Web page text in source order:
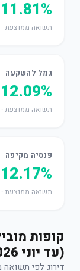
תשואה ממוצעת ·
גמל להשקעה
תשואה ממוצעת ·
פנסיה מקיפה
תשואה ממוצעת ·
(עד יוני 2026)
דירוג לפי תשואה